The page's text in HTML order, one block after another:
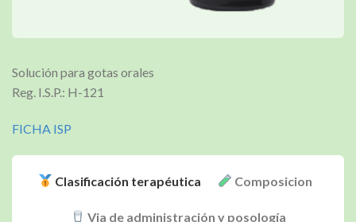
Solución para gotas orales
Reg. I.S.P.: H-121
FICHA ISP
Clasificación terapéutica Composicion
Via de administración y posología